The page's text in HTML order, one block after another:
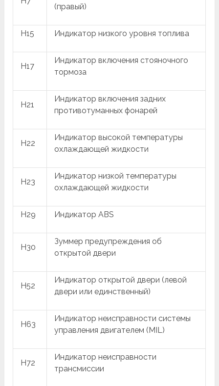
(правый)
H15 Индикатор низкого уровня топлива
H17
Индикатор включения стояночного
тормоза
H21
Индикатор включения задних
противотуманных фонарей
H22
Индикатор высокой температуры
охлаждающей жидкости
H23
Индикатор низкой температуры
охлаждающей жидкости
H29 Индикатор ABS
H30
Зуммер предупреждения об
открытой двери
H52
Индикатор открытой двери (левой
двери или единственный)
H63
Индикатор неисправности системы
управления двигателем (MIL)
H72
Индикатор неисправности
трансмиссии